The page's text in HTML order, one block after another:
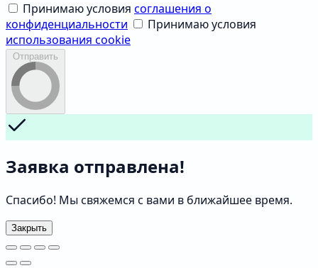
Принимаю условия соглашения о
конфиденциальности
Принимаю условия
использования cookie
Отправить
Заявка отправлена!
Спасибо! Мы свяжемся с вами в ближайшее время.
Закрыть